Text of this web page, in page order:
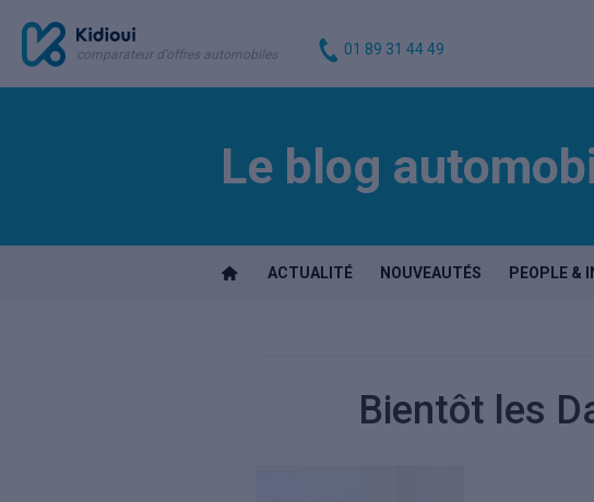
comparateur d'offres automobiles 01 89 31 44 49
Le blog
ACTUALITÉ NOUVEAUTÉS PEOPLE &
Bientôt les